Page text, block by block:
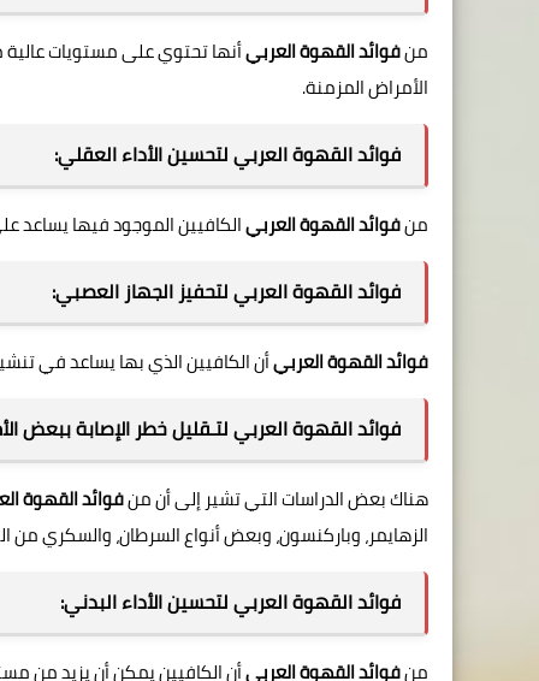
منفوائد القهوة العربيأنها تحتوي على مستويات
الأمراض المزمنة.
فوائد القهوة العربي لتحسين الأداء العقلي:
منفوائد القهوة العربيالكافيين الموجود فيها يساعد
فوائد القهوة العربي لتحفيز الجهاز العصبي:
فوائد القهوة العربيأن الكافيين الذي بها يساعد في
فوائد القهوة العربي لتـقليل خطر الإصابة ببعض
هناك بعض الدراسات التي تشير إلى أن منفوائد القهوة
الزهايمر، وباركنسون، وبعض أنواع السرطان، والسكري من
فوائد القهوة العربي لتحسين الأداء البدني:
منفوائد القهوة العربيأن الكافيين يمكن أن يزيد من